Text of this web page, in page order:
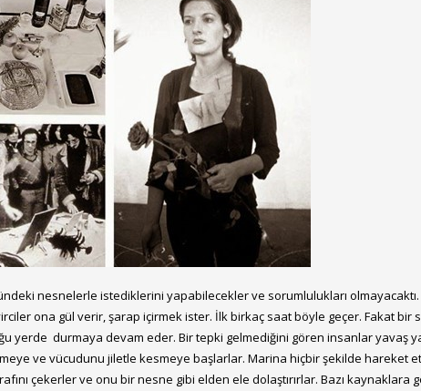
nesnelerle istediklerini yapabilecekler ve sorumlulukları
ona gül verir, şarap içirmek ister. İlk birkaç saat böyle geçer. Fakat bir
yerde durmaya devam eder. Bir tepki gelmediğini gören insanlar yavaş
ve vücudunu jiletle kesmeye başlarlar. Marina hiçbir şekilde hareket
çekerler ve onu bir nesne gibi elden ele dolaştırırlar. Bazı